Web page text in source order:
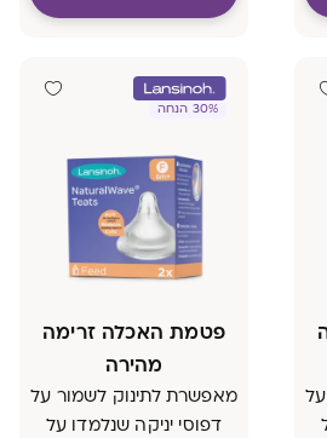
30% הנחה
פטמת האכלה זרימה
מהירה
מאפשרת לתינוק לשמור על
דפוסי יניקה שנלמדו על